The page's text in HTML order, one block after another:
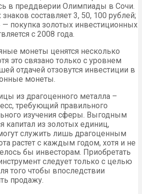
в преддверии Олимпиады в Сочи.
составляет 3, 50, 100 рублей;
— покупка золотых инвестиционных
с 2008 года.
монеты ценятся несколько
это связано только с уровнем
отдачей отзовутся инвестиции в
монеты.
из драгоценного металла –
требующий правильного
изучения сферы. Выгодным
капитал из золотых единиц,
служить лишь драгоценным
растет с каждым годом, хотя и не
бы инвесторам. Приобретать
следует только с целью
того чтобы впоследствии
продажу.